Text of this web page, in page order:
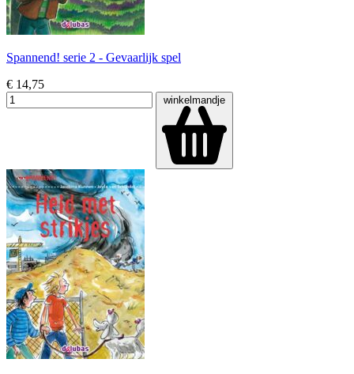
Spannend! serie 2 - Gevaarlijk spel
€ 14,75
winkelmandje